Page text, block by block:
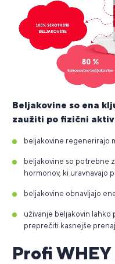
Beljakovine so ena
zaužiti po fizični
beljakovine regenerirajo
beljakovine so potrebne
hormonov, ki uravnavajo
beljakovine obnavljajo
uživanje beljakovin
preprečiti kasnejše
Profi